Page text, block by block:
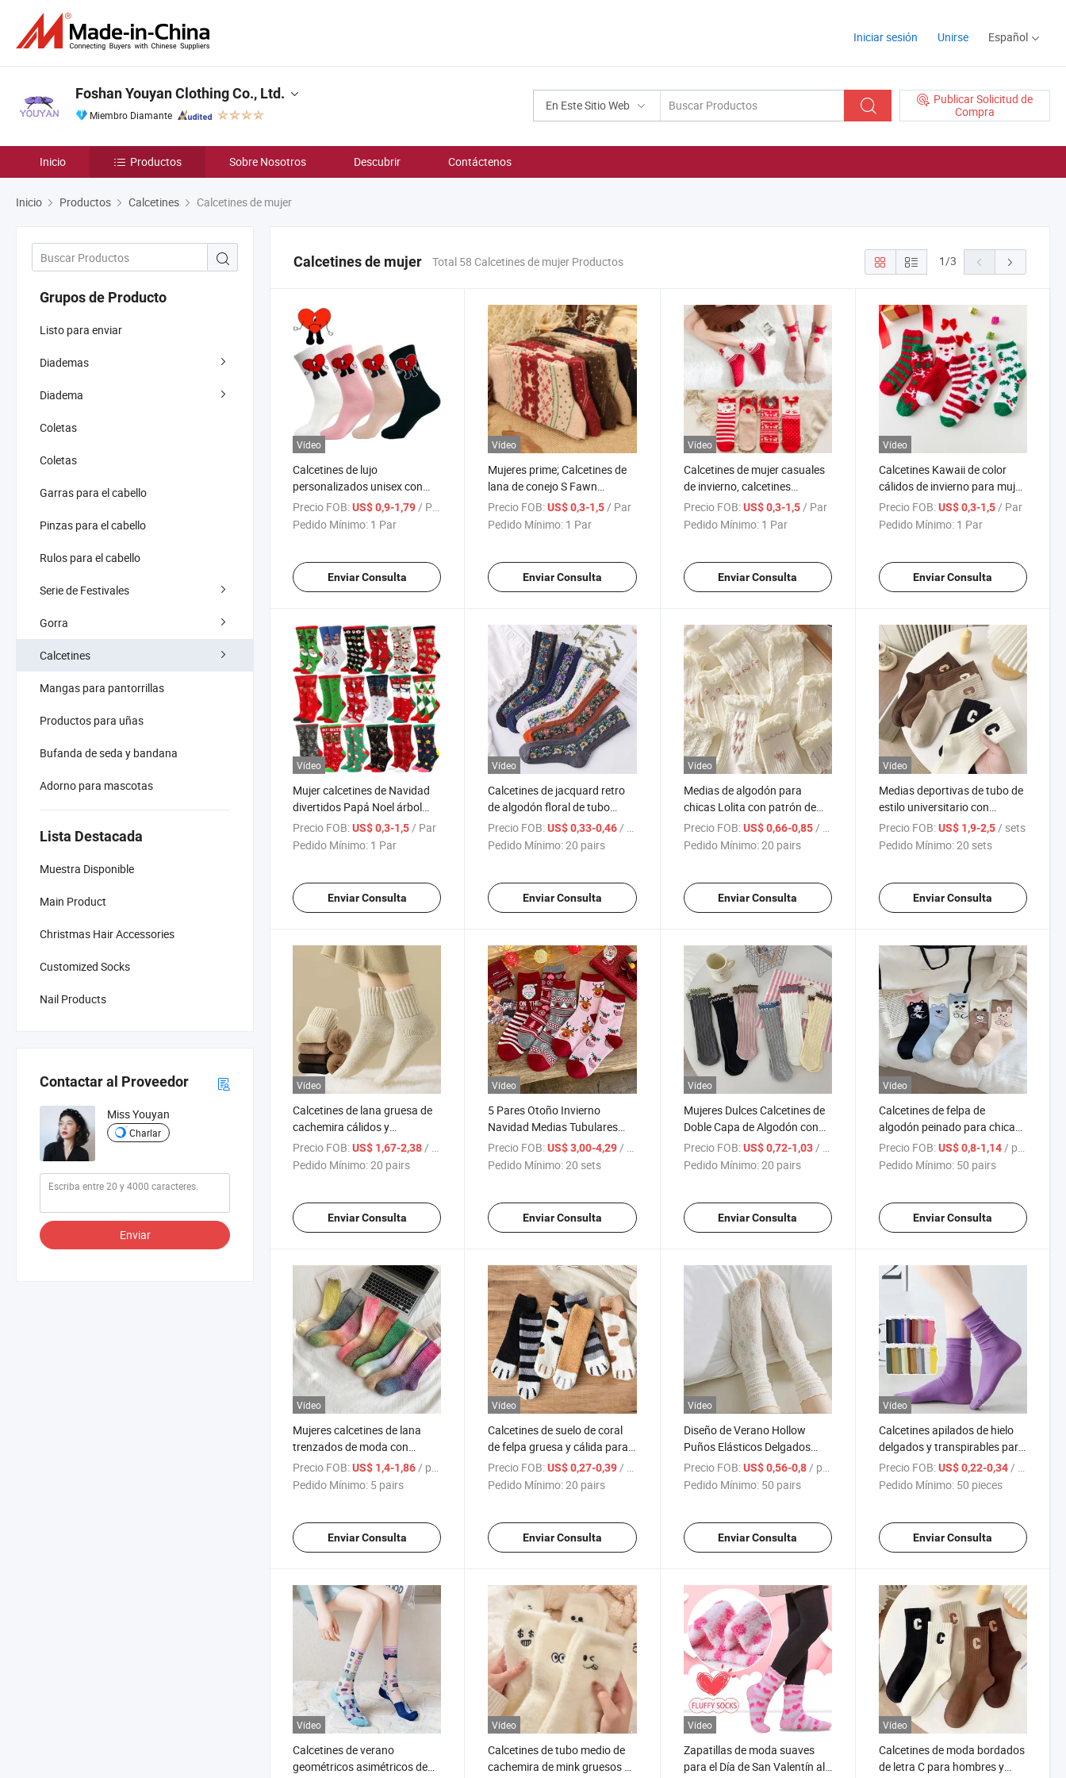
Iniciar sesión Unirse Español
En Este Sitio Web
Publicar Solicitud de
Compra
Foshan Youyan Clothing Co., Ltd.
Miembro Diamante
Inicio Productos Sobre Nosotros Descubrir Contáctenos
Inicio Productos Calcetines Calcetines de mujer
Grupos de Producto
Listo para enviar
Diademas
Diadema
Coletas
Coletas
Garras para el cabello
Pinzas para el cabello
Rulos para el cabello
Serie de Festivales
Gorra
Calcetines
Mangas para pantorrillas
Productos para uñas
Bufanda de seda y bandana
Adorno para mascotas
Lista Destacada
Muestra Disponible
Main Product
Christmas Hair Accessories
Customized Socks
Nail Products
Contactar al Proveedor
Miss Youyan
Charlar
Enviar
Calcetines de mujer Total 58 Calcetines de mujer Productos 1/3
Vídeo
Calcetines de lujo
personalizados unisex con
diseño de logo de Bad Bunny,
calcetines con corazón de
Precio FOB:US$ 0,9-1,79/ Par
Pedido Mínimo: 1 Par
Enviar Consulta
Vídeo
Mujeres prime; Calcetines de
lana de conejo S Fawn
1pairs/Pack Calcetines de
otoño invierno navidad
navidad
Precio FOB: US$ 0,3-1,5/ Par
Pedido Mínimo: 1 Par
Enviar Consulta
Vídeo
Calcetines de mujer casuales
de invierno, calcetines
navideños David prime; S
ciervo de algodón, dibujos
y niñas, regalo de Navidad
Precio FOB: US$ 0,3-1,5/ Par
Pedido Mínimo: 1 Par
Enviar Consulta
Vídeo
Calcetines Kawaii de color
cálidos de invierno para mujer
Cute de algodón suave
Calcetines de Papá Noel de
Precio FOB: US$ 0,3-1,5/ Par
Pedido Mínimo: 1 Par
Enviar Consulta
Vídeo
Mujer calcetines de Navidad
divertidos Papá Noel árbol
copo de nieve alce algodón
tubo crew calcetín feliz
Precio FOB:US$ 0,3-1,5 / Par
Pedido Mínimo: 1 Par
Enviar Consulta
Vídeo
Calcetines de jacquard retro
de algodón floral de tubo
medio estilo étnico para
mujeres de otoño e invierno
Precio FOB: US$ 0,33-0,46 / pairs
Pedido Mínimo:20 pairs
Enviar Consulta
Vídeo
Medias de algodón para
chicas Lolita con patrón de
lazo, burbujas y transpirables
Precio FOB: US$ 0,66-0,85 / pairs
Pedido Mínimo:20 pairs
Enviar Consulta
Vídeo
Medias deportivas de tubo de
estilo universitario con
bordado de letras grandes C
de algodón peinado para
Precio FOB: US$ 1,9-2,5 / sets
Pedido Mínimo:20 sets
Enviar Consulta
Vídeo
Calcetines de lana gruesa de
cachemira cálidos y
transpirables para mujeres, de
tubo medio, otoño e invierno
Precio FOB:US$ 1,67-2,38 / pairs
Pedido Mínimo:20 pairs
Enviar Consulta
Vídeo
5 Pares Otoño Invierno
Navidad Medias Tubulares
Transpirables de Caricatura
Cálidas para Mujeres
Precio FOB: US$ 3,00-4,29 / sets
Pedido Mínimo:20 sets
Enviar Consulta
Vídeo
Mujeres Dulces Calcetines de
Doble Capa de Algodón con
Borde de Madera para Niñas
Lindas
Precio FOB: US$ 0,72-1,03 / pairs
Pedido Mínimo:20 pairs
Enviar Consulta
Vídeo
Calcetines de felpa de
algodón peinado para chicas
y mujeres con lazo en la parte
media, con diseño de
animales de dibujos animados
Precio FOB: US$ 0,8-1,14 / pairs
Pedido Mínimo: 50 pairs
Enviar Consulta
Vídeo
Mujeres calcetines de lana
trenzados de moda con
degradado, cálidos y
transpirables
Precio FOB:US$ 1,4-1,86/ pairs
Pedido Mínimo: 5 pairs
Enviar Consulta
Vídeo
Calcetines de suelo de coral
de felpa gruesa y cálida para
mujeres en invierno, con
diseño de patas de animal, de
Precio FOB: US$ 0,27-0,39 / pairs
Pedido Mínimo:20 pairs
Enviar Consulta
Vídeo
Diseño de Verano Hollow
Puños Elásticos Delgados
Transpirables Sexy Encaje
Calcetines de Mujer
Precio FOB: US$ 0,56-0,8/ pairs
Pedido Mínimo: 50 pairs
Enviar Consulta
Vídeo
Calcetines apilados de hielo
delgados y transpirables para
mujer de primavera y verano
Precio FOB: US$ 0,22-0,34/ pieces
Pedido Mínimo: 50 pieces
Enviar Consulta
Vídeo
Calcetines de verano
geométricos asimétricos de
Vídeo
Calcetines de tubo medio de
cachemira de mink gruesos y
Vídeo
Zapatillas de moda suaves
para el Día de San Valentín al
Vídeo
Calcetines de moda bordados
de letra C para hombres y